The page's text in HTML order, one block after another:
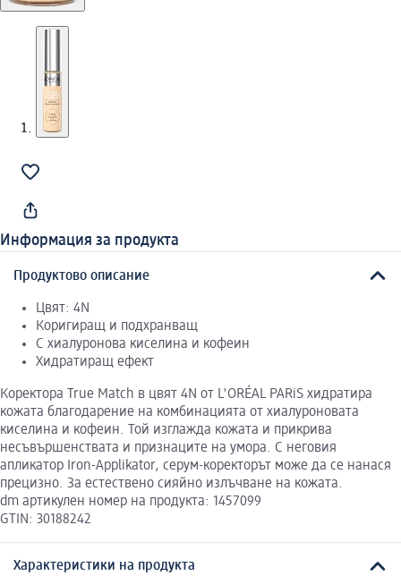
Информация за продукта
Продуктово описание
Цвят: 4N
Коригиращ и подхранващ
С хиалуронова киселина и кофеин
Хидратиращ ефект
Коректора True Match в цвят 4N от L'ORÉAL PARiS хидратира
кожата благодарение на комбинацията от хиалуроновата
киселина и кофеин. Той изглажда кожата и прикрива
несъвършенствата и признаците на умора. С неговия
апликатор Iron-Applikator, серум-коректорът може да се нанася
прецизно. За естествено сияйно излъчване на кожата.
dm артикулен номер на продукта: 1457099
GTIN: 30188242
Характеристики на продукта